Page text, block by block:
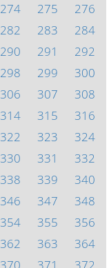
274 275
276
282 283
284
290 291
292
298 299
300
306 307
308
314 315
316
322 323
324
330 331
332
338 339
340
346 347
348
354 355
356
362 363
364